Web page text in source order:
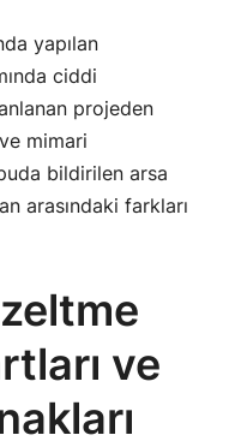
yapılan
ciddi
projeden
mimari
bildirilen arsa
arasındaki farkları
ve